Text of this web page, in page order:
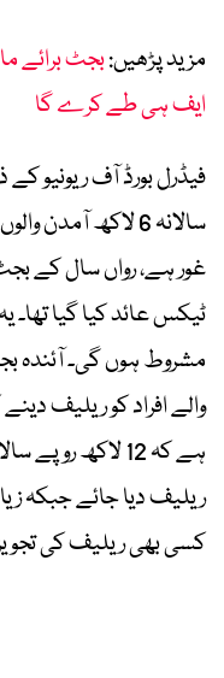
مزید پڑھیں:
ایف ہی طے کرے گا
فیڈرل بورڈ آف ریونیو کے
سالانہ 6 لاکھ
غور ہے، رواں سال کے
ٹیکس عائد کیا گیا تھا۔
والے افراد کو ریلیف
ہے کہ 12 لاکھ
ریلیف دیا جائے جبکہ
کسی بھی ریلیف کی تجویز